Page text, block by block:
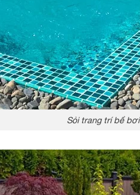
Sỏi trang trí bể bơi